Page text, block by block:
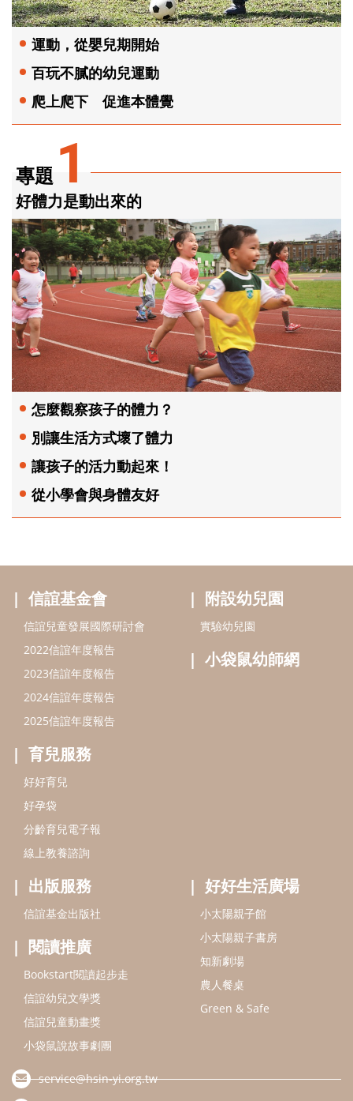
專題 1
好體力是動出來的
怎麼觀察孩子的體力？
別讓生活方式壞了體力
讓孩子的活力動起來！
從小學會與身體友好
運動，從嬰兒期開始
百玩不膩的幼兒運動
爬上爬下 促進本體覺
信誼基金會
信誼兒童發展國際研討會
2022信誼年度報告
2023信誼年度報告
2024信誼年度報告
2025信誼年度報告
育兒服務
好好育兒
好孕袋
分齡育兒電子報
線上教養諮詢
附設幼兒園
實驗幼兒園
小袋鼠幼師網
出版服務
信誼基金出版社
閱讀推廣
Bookstart閱讀起步走
信誼幼兒文學獎
信誼兒童動畫獎
小袋鼠說故事劇團
好好生活廣場
小太陽親子館
小太陽親子書房
知新劇場
農人餐桌
Green & Safe
service@hsin-yi.org.tw